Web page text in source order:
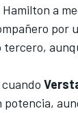
a
por
tercero,
potencia,